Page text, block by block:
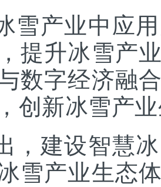
雪产业中应
提升冰雪产
数字经济融
创新冰雪产
，建设智慧
雪产业生态